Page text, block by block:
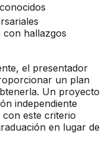
hallazgos
el presentador
un plan
Un proyecto
independiente
este criterio
en lugar de